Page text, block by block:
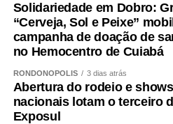
Solidariedade em Dobro:
“Cerveja, Sol e Peixe”
campanha de doação de
no Hemocentro de Cuiabá
RONDONÓPOLIS 3 dias atrás
Abertura do rodeio e shows
nacionais lotam o terceiro
Exposul